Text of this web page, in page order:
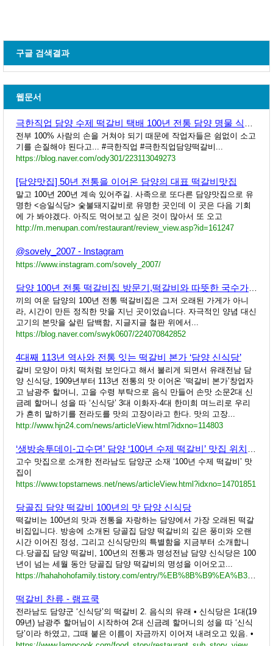
구글 검색결과
웹문서
전부 100% 사람의 손을 거쳐야 되기 때문에 작업자들은 쉼없이 소고
기를 손질해야 된다고... #극한직업 #극한직업담양떡갈비...
https://blog.naver.com/ody301/223113049273
[담양맛집] 50년 전통을 이어온 담양의 대표 떡갈비맛집
말고 100년 200년 계속 있어주길. 사족으로 또다른 담양맛집으로 유
명한 <승일식당> 숯불돼지갈비로 유명한 곳인데 이 곳은 다음 기회
에 가 봐야겠다. 아직도 먹어보고 싶은 것이 많아서 또 오고
http://m.menupan.com/restaurant/review_view.asp?id=161247
@sovely_2007 - Instagram
https://www.instagram.com/sovely_2007/
끼의 여운 담양의 100년 전통 떡갈비집은 그저 오래된 가게가 아니
라, 시간이 만든 정직한 맛을 지닌 곳이었습니다. 자극적인 양념 대신
고기의 본맛을 살린 담백함, 지글지글 철판 위에서...
https://blog.naver.com/swyk0607/224070842852
4대째 113년 역사와 전통 잇는 떡갈비 본가 ‘담양 신식당’
갈비 모양이 마치 떡처럼 보인다고 해서 불리게 되면서 유래전남 담
양 신식당, 1909년부터 113년 전통의 맛 이어온 ‘떡갈비 본가’창업자
고 남광주 할머니, 고을 수령 부탁으로 음식 만들어 손맛 소문2대 신
금례 할머니 성을 따 ‘신식당’ 3대 이화자·4대 한미희 며느리로 우리
가 흔히 말하기를 전라도를 맛의 고장이라고 한다. 맛의 고장...
http://www.hjn24.com/news/articleView.html?idxno=114803
고수 맛집으로 소개한 전라남도 담양군 소재 ‘100년 수제 떡갈비’ 맛
집이
https://www.topstarnews.net/news/articleView.html?idxno=14701851
당골집 담양 떡갈비 100년의 맛 담양 신식당
떡갈비는 100년의 맛과 전통을 자랑하는 담양에서 가장 오래된 떡갈
비집입니다. 방송에 소개된 당골집 담양 떡갈비의 깊은 풍미와 오랜
시간 이어진 정성, 그리고 신식당만의 특별함을 지금부터 소개합니
다.당골집 담양 떡갈비, 100년의 전통과 명성전남 담양 신식당은 100
년이 넘는 세월 동안 당골집 담양 떡갈비의 명성을 이어오고...
떡갈비 찬류 - 램프쿡
전라남도 담양군 ‘신식당’의 떡갈비 2. 음식의 유래 • 신식당은 1대(19
09년) 남광주 할머님이 시작하여 2대 신금례 할머니의 성을 따 ‘신식
당’이라 하였고, 그때 붙은 이름이 자금까지 이어져 내려오고 있음. •